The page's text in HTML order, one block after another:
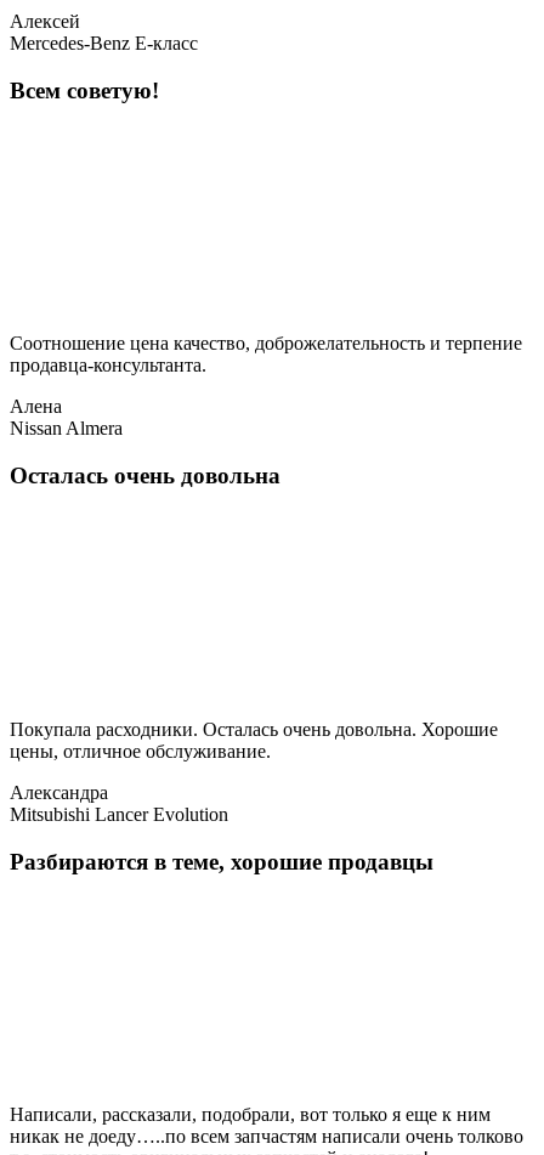
Алексей
Mercedes-Benz E-класс
Всем советую!
Соотношение цена качество, доброжелательность и терпение
продавца-консультанта.
Алена
Nissan Almera
Осталась очень довольна
Покупала расходники. Осталась очень довольна. Хорошие
цены, отличное обслуживание.
Александра
Mitsubishi Lancer Evolution
Разбираются в теме, хорошие продавцы
Написали, рассказали, подобрали, вот только я еще к ним
никак не доеду…..по всем запчастям написали очень толково